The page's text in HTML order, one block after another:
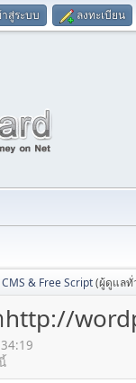
าสู่ระบบ ลงทะเบียน
CMS & Free Script(ผู้ดูแลทั่
http://